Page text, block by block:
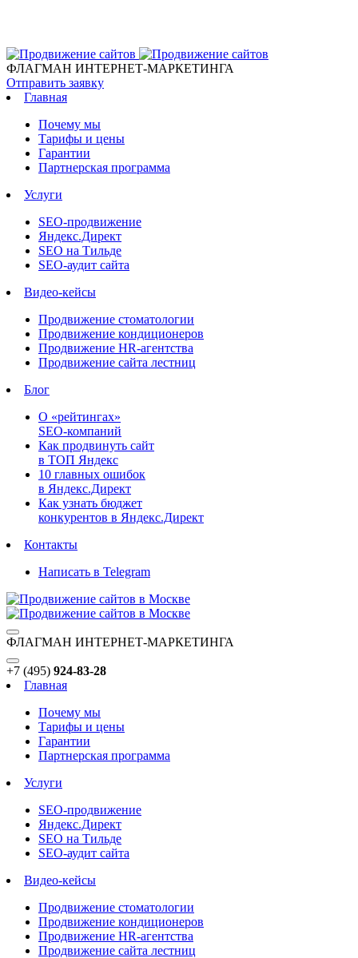
ФЛАГМАН ИНТЕРНЕТ-МАРКЕТИНГА
Отправить заявку
Главная
Почему мы
Тарифы и цены
Гарантии
Партнерская программа
Услуги
SEO-продвижение
Яндекс.Директ
SEO на Тильде
SEO-аудит сайта
Видео-кейсы
Продвижение стоматологии
Продвижение кондиционеров
Продвижение HR-агентства
Продвижение сайта лестниц
Блог
О «рейтингах»
SEO-компаний
Как продвинуть сайт
в ТОП Яндекс
10 главных ошибок
в Яндекс.Директ
Как узнать бюджет
конкурентов в Яндекс.Директ
Контакты
Написать в Telegram
ФЛАГМАН ИНТЕРНЕТ-МАРКЕТИНГА
+7 (495) 924-83-28
Главная
Почему мы
Тарифы и цены
Гарантии
Партнерская программа
Услуги
SEO-продвижение
Яндекс.Директ
SEO на Тильде
SEO-аудит сайта
Видео-кейсы
Продвижение стоматологии
Продвижение кондиционеров
Продвижение HR-агентства
Продвижение сайта лестниц